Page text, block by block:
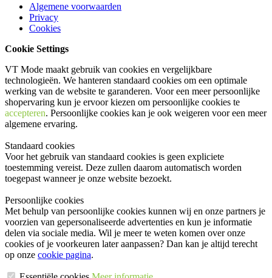
Algemene voorwaarden
Privacy
Cookies
Cookie Settings
VT Mode maakt gebruik van cookies en vergelijkbare
technologieën. We hanteren standaard cookies om een optimale
werking van de website te garanderen. Voor een meer persoonlijke
shopervaring kun je ervoor kiezen om persoonlijke cookies te
accepteren. Persoonlijke cookies kan je ook weigeren voor een meer
algemene ervaring.
Standaard cookies
Voor het gebruik van standaard cookies is geen expliciete
toestemming vereist. Deze zullen daarom automatisch worden
toegepast wanneer je onze website bezoekt.
Persoonlijke cookies
Met behulp van persoonlijke cookies kunnen wij en onze partners je
voorzien van gepersonaliseerde advertenties en kun je informatie
delen via sociale media. Wil je meer te weten komen over onze
cookies of je voorkeuren later aanpassen? Dan kan je altijd terecht
op onze cookie pagina.